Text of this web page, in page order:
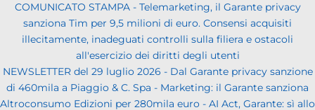
COMUNICATO STAMPA - Telemarketing, il Garante privacy
sanziona Tim per 9,5 milioni di euro. Consensi acquisiti
illecitamente, inadeguati controlli sulla filiera e ostacoli
all'esercizio dei diritti degli utenti
NEWSLETTER del 29 luglio 2026 - Dal Garante privacy sanzione
di 460mila a Piaggio & C. Spa - Marketing: il Garante sanziona
Altroconsumo Edizioni per 280mila euro - AI Act, Garante: sì allo